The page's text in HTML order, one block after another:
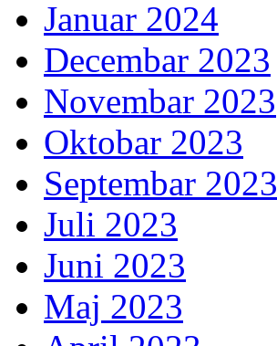
Januar 2024
Decembar 2023
Novembar 2023
Oktobar 2023
Septembar 2023
Juli 2023
Juni 2023
Maj 2023